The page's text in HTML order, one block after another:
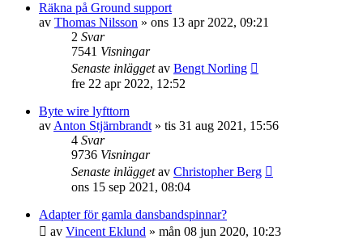
Räkna på Ground support
av Thomas Nilsson » ons 13 apr 2022, 09:21
2 Svar
7541 Visningar
Senaste inläggetav Bengt Norling
fre 22 apr 2022, 12:52
Byte wire lyfttorn
av Anton Stjärnbrandt » tis 31 aug 2021, 15:56
4 Svar
9736 Visningar
Senaste inläggetav Christopher Berg
ons 15 sep 2021, 08:04
Adapter för gamla dansbandspinnar?
av Vincent Eklund » mån 08 jun 2020, 10:23